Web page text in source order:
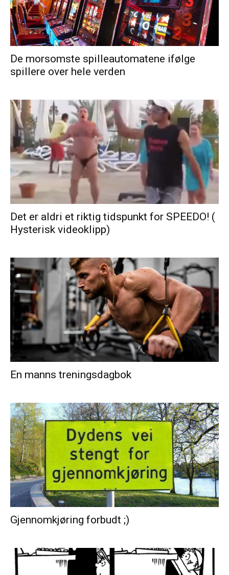
De morsomste spilleautomatene ifølge
spillere over hele verden
Det er aldri et riktig tidspunkt for SPEEDO! (
Hysterisk videoklipp)
En manns treningsdagbok
Gjennomkjøring forbudt ;)